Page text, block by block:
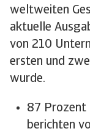
weltweiten
aktuelle
von 210
ersten und
wurde.
87 Prozent
berichten